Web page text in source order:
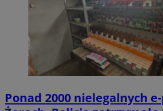
Ponad 2000 nielegalnych